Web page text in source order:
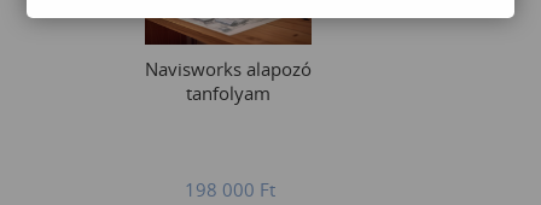
Navisworks alapozó
tanfolyam
198 000 Ft